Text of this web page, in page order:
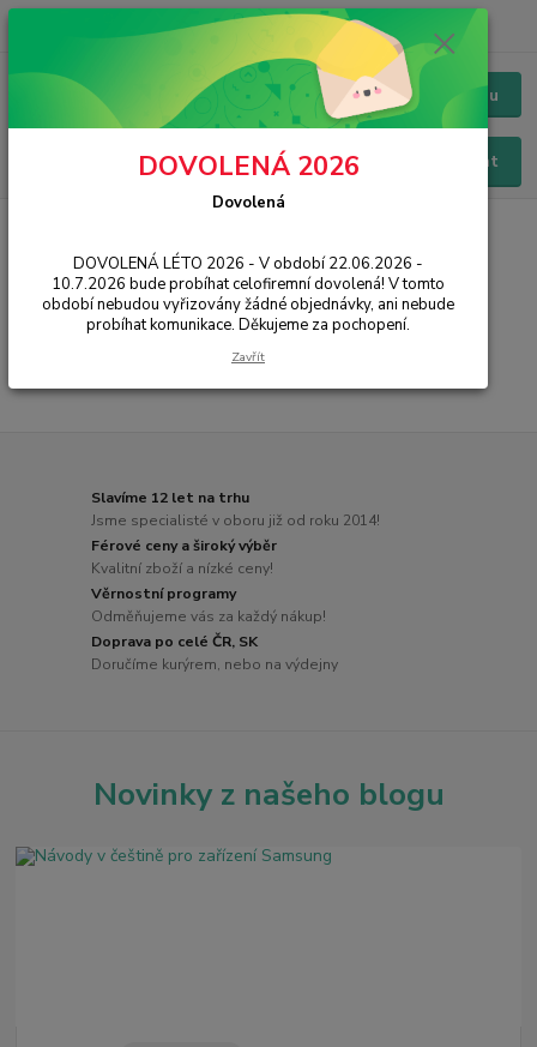
Menu
Hledat
Chat / Online podpora - 24/7
Mi A2 Lite
Slavíme 12 let na trhu
Jsme specialisté v oboru již od roku 2014!
Férové ceny a široký výběr
Kvalitní zboží a nízké ceny!
Věrnostní programy
Odměňujeme vás za každý nákup!
Doprava po celé ČR, SK
Doručíme kurýrem, nebo na výdejny
Novinky z našeho blogu
DOVOLENÁ 2026
Dovolená
DOVOLENÁ LÉTO 2026 - V období 22.06.2026 -
10.7.2026 bude probíhat celofiremní dovolená! V tomto
období nebudou vyřizovány žádné objednávky, ani nebude
probíhat komunikace. Děkujeme za pochopení.
Zavřít